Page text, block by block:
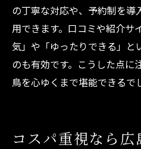
の丁寧な対応や、予約制を導
用できます。口コミや紹介サ
気」や「ゆったりできる」と
のも有効です。こうした点に
鳥を心ゆくまで堪能できるで
コスパ重視なら広